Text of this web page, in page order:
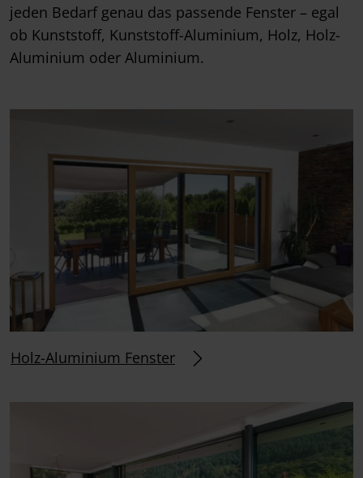
jeden Bedarf genau das passende Fenster – egal
ob Kunststoff, Kunststoff-Aluminium, Holz, Holz-
Aluminium oder Aluminium.
Holz-Aluminium Fenster